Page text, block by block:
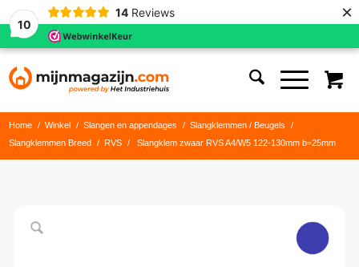
10
14 Reviews ×
Home / Winkel / Slangen en appendages / Slangklemmen / Beugels
/
Slangklemmen Breed
/ RVS / Slangklem zwaar RVS A4/W5 122-130mm b=25mm